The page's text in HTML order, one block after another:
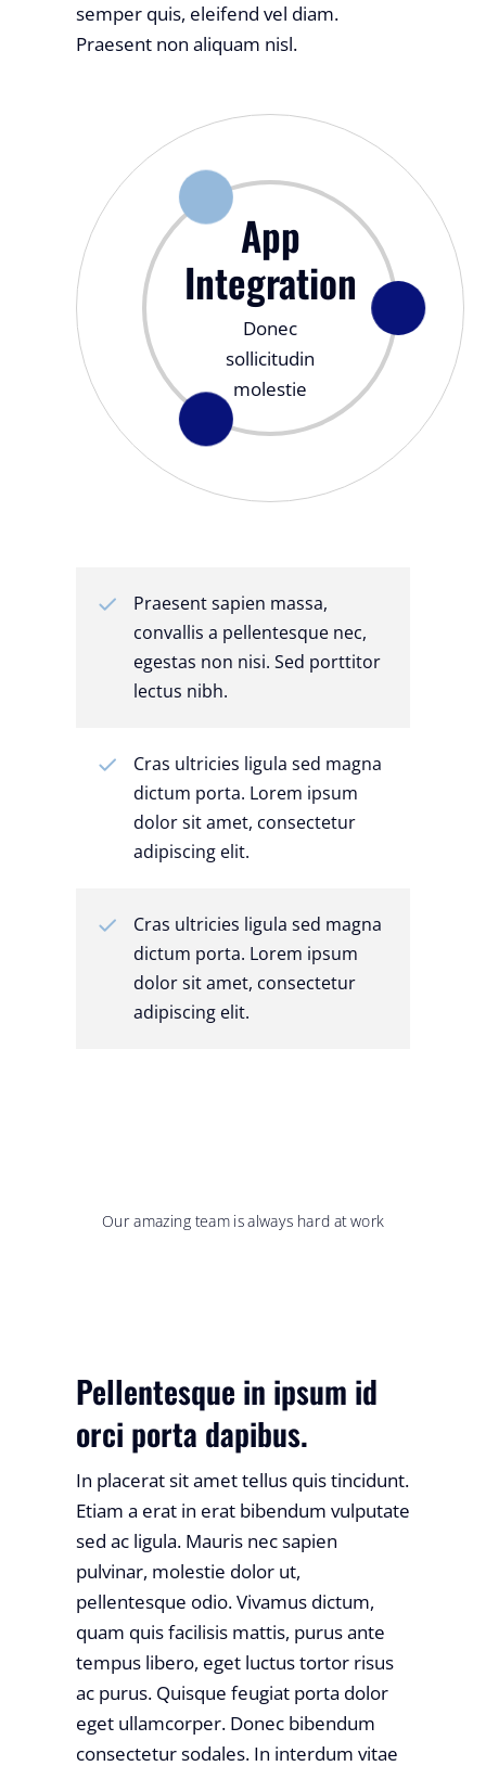
semper quis, eleifend vel diam.
Praesent non aliquam nisl.
App
Integration
Donec
sollicitudin
molestie
Praesent sapien massa,
convallis a pellentesque nec,
egestas non nisi. Sed porttitor
lectus nibh.
Cras ultricies ligula sed magna
dictum porta. Lorem ipsum
dolor sit amet, consectetur
adipiscing elit.
Cras ultricies ligula sed magna
dictum porta. Lorem ipsum
dolor sit amet, consectetur
adipiscing elit.
Our amazing team is always hard at work
Pellentesque in ipsum id
orci porta dapibus.
In placerat sit amet tellus quis tincidunt.
Etiam a erat in erat bibendum vulputate
sed ac ligula. Mauris nec sapien
pulvinar, molestie dolor ut,
pellentesque odio. Vivamus dictum,
quam quis facilisis mattis, purus ante
tempus libero, eget luctus tortor risus
ac purus. Quisque feugiat porta dolor
eget ullamcorper. Donec bibendum
consectetur sodales. In interdum vitae